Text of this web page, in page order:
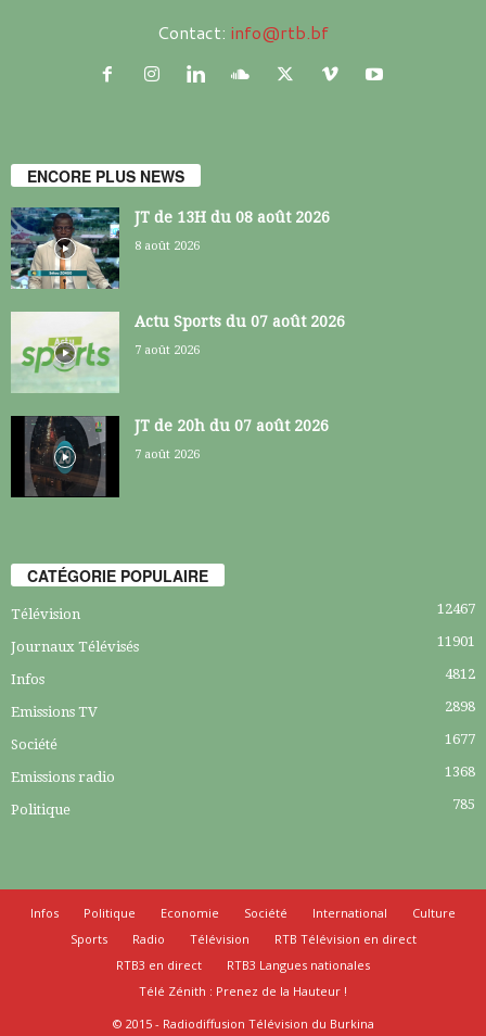
Contact: info@rtb.bf
ENCORE PLUS NEWS
JT de 13H du 08 août 2026
8 août 2026
Actu Sports du 07 août 2026
7 août 2026
JT de 20h du 07 août 2026
7 août 2026
CATÉGORIE POPULAIRE
Télévision 12467
Journaux Télévisés 11901
Infos 4812
Emissions TV 2898
Société 1677
Emissions radio 1368
Politique 785
Infos Politique Economie Société International
Culture
Sports
Radio Télévision
RTB Télévision en direct
RTB3 en direct
RTB3 Langues nationales
Télé Zénith : Prenez de la Hauteur !
© 2015 - Radiodiffusion Télévision du Burkina